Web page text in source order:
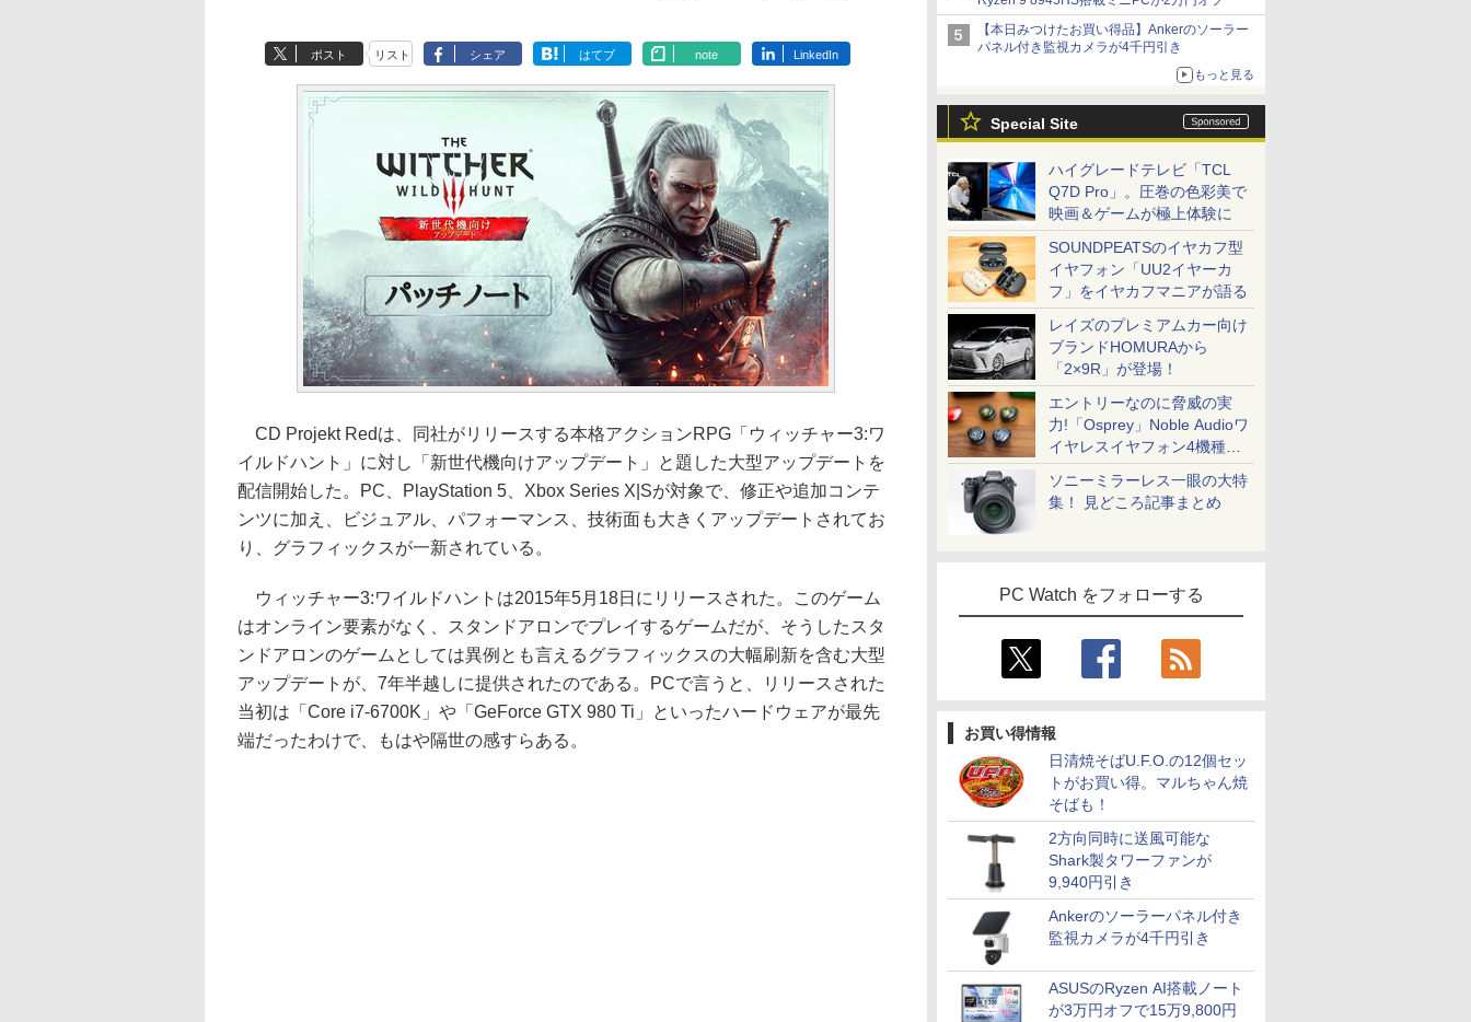
【本日みつけたお買い得品】Ankerのソーラー
パネル付き監視カメラが4千円引き
もっと見る
Special Site
ハイグレードテレビ「TCL
Q7D Pro」。圧巻の色彩美で
映画＆ゲームが極上体験に
SOUNDPEATSのイヤカフ型
イヤフォン「UU2イヤーカ
フ」をイヤカフマニアが語る
レイズのプレミアムカー向け
ブランドHOMURAから
「2×9R」が登場！
エントリーなのに脅威の実
力!「Osprey」Noble Audioワ
イヤレスイヤフォン4機種を
一気に聴く
ソニーミラーレス一眼の大特
集！ 見どころ記事まとめ
PC Watch をフォローする
お買い得情報
日清焼そばU.F.O.の12個セッ
トがお買い得。マルちゃん焼
そばも！
2方向同時に送風可能な
Shark製タワーファンが
9,940円引き
Ankerのソーラーパネル付き
監視カメラが4千円引き
ASUSのRyzen AI搭載ノート
が3万円オフで15万9,800円
ポスト リスト シェア はてブ note LinkedIn
CD Projekt Redは、同社がリリースする本格アクションRPG「ウィッチャー3:ワ
イルドハント」に対し「新世代機向けアップデート」と題した大型アップデートを
配信開始した。PC、PlayStation 5、Xbox Series X|Sが対象で、修正や追加コンテ
ンツに加え、ビジュアル、パフォーマンス、技術面も大きくアップデートされてお
り、グラフィックスが一新されている。
ウィッチャー3:ワイルドハントは2015年5月18日にリリースされた。このゲーム
はオンライン要素がなく、スタンドアロンでプレイするゲームだが、そうしたスタ
ンドアロンのゲームとしては異例とも言えるグラフィックスの大幅刷新を含む大型
アップデートが、7年半越しに提供されたのである。PCで言うと、リリースされた
当初は「Core i7-6700K」や「GeForce GTX 980 Ti」といったハードウェアが最先
端だったわけで、もはや隔世の感すらある。